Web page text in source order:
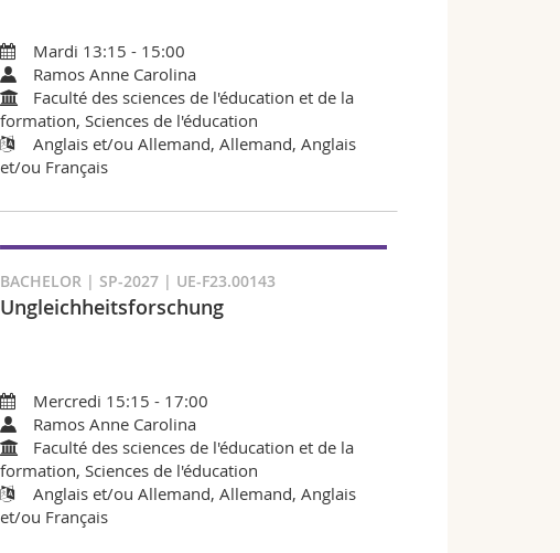
Mardi 13:15 - 15:00
Ramos Anne Carolina
Faculté des sciences de l'éducation et de la
formation, Sciences de l'éducation
Anglais et/ou Allemand, Allemand, Anglais
et/ou Français
BACHELOR | SP-2027 | UE-F23.00143
Ungleichheitsforschung
Mercredi 15:15 - 17:00
Ramos Anne Carolina
Faculté des sciences de l'éducation et de la
formation, Sciences de l'éducation
Anglais et/ou Allemand, Allemand, Anglais
et/ou Français